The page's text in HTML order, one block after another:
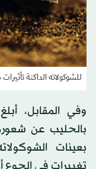
للشوكولاته الداكنة
وفي المقابل،
بالحليب عن
بعينات
تغييرات في الجوع